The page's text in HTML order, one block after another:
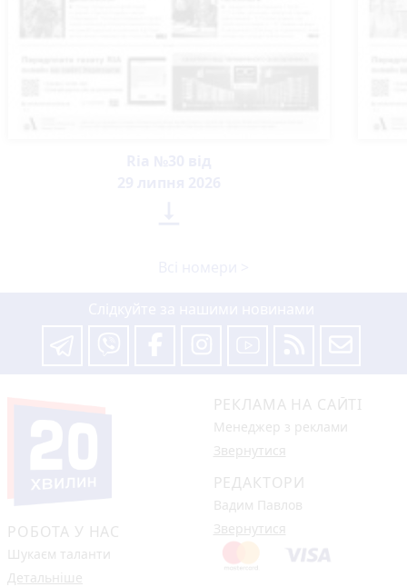
РОБОТА У НАС
Шукаєм таланти
Детальніше
РЕКЛАМА НА САЙТІ
Менеджер з реклами
Звернутися
РЕДАКТОРИ
Вадим Павлов
Звернутися